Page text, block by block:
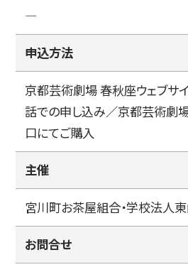
―
申込方法
京都芸術劇場 春秋座ウェブサ
話での申し込み／京都芸術劇
口にてご購入
主催
宮川町お茶屋組合・学校法人
お問合せ